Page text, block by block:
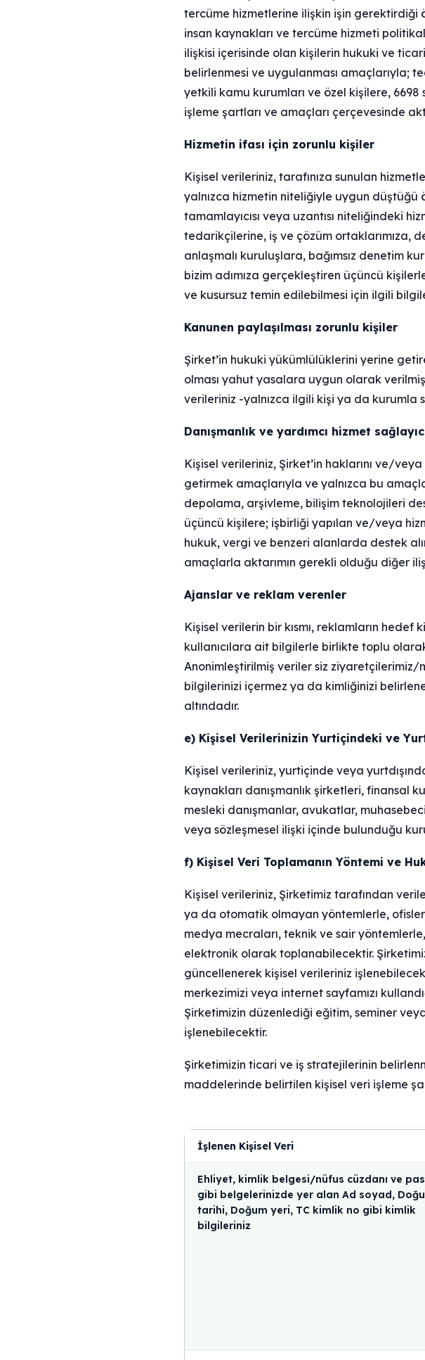
tercüme hizmetlerine ilişkin işin gerektirdiği
insan kaynakları ve tercüme hizmeti
ilişkisi içerisinde olan kişilerin hukuki ve
belirlenmesi ve uygulanması amaçlarıyla;
yetkili kamu kurumları ve özel kişilere, 6698
işleme şartları ve amaçları çerçevesinde
Hizmetin ifası için zorunlu kişiler
Kişisel verileriniz, tarafınıza sunulan
yalnızca hizmetin niteliğiyle uygun
tamamlayıcısı veya uzantısı niteliğindeki
tedarikçilerine, iş ve çözüm ortaklarımıza,
anlaşmalı kuruluşlara, bağımsız denetim
bizim adımıza gerçekleştiren üçüncü
ve kusursuz temin edilebilmesi için ilgili
Kanunen paylaşılması zorunlu kişiler
Şirket’in hukuki yükümlülüklerini yerine
olması yahut yasalara uygun olarak
verileriniz -yalnızca ilgili kişi ya da kurumla
Danışmanlık ve yardımcı hizmet
Kişisel verileriniz, Şirket’in haklarını ve/
getirmek amaçlarıyla ve yalnızca bu
depolama, arşivleme, bilişim teknolojileri
üçüncü kişilere; işbirliği yapılan ve/veya
hukuk, vergi ve benzeri alanlarda destek
amaçlarla aktarımın gerekli olduğu diğer
Ajanslar ve reklam verenler
Kişisel verilerin bir kısmı, reklamların
kullanıcılara ait bilgilerle birlikte toplu
Anonimleştirilmiş veriler siz
bilgilerinizi içermez ya da kimliğinizi
altındadır.
e) Kişisel Verilerinizin Yurtiçindeki ve
Kişisel verileriniz, yurtiçinde veya
kaynakları danışmanlık şirketleri, finansal
mesleki danışmanlar, avukatlar,
veya sözleşmesel ilişki içinde bulunduğu
f) Kişisel Veri Toplamanın Yöntemi ve
Kişisel verileriniz, Şirketimiz tarafından
ya da otomatik olmayan yöntemlerle,
medya mecraları, teknik ve sair
elektronik olarak toplanabilecektir.
güncellenerek kişisel verileriniz
merkezimizi veya internet sayfamızı
Şirketimizin düzenlediği eğitim, seminer
işlenebilecektir.
Şirketimizin ticari ve iş stratejilerinin
maddelerinde belirtilen kişisel veri işleme
İşlenen Kişisel Veri
Ehliyet, kimlik belgesi/nüfus cüzdanı ve
gibi belgelerinizde yer alan Ad soyad,
tarihi, Doğum yeri, TC kimlik no gibi kimlik
bilgileriniz